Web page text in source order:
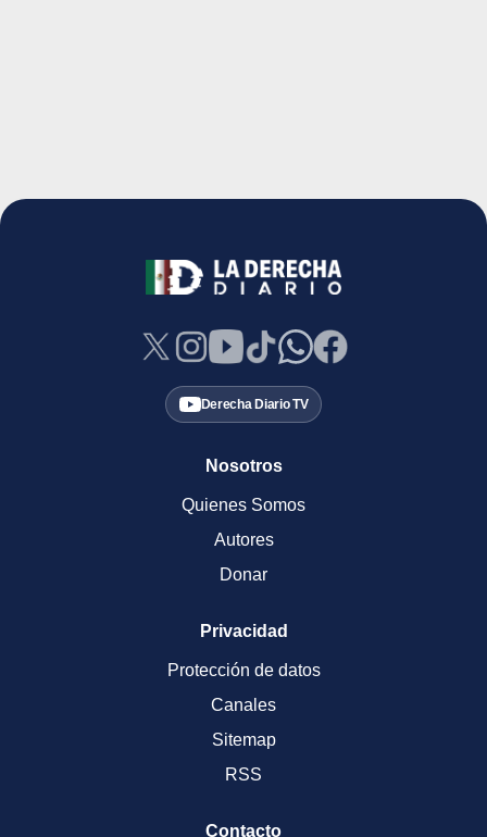
Derecha Diario TV
Nosotros
Quienes Somos
Autores
Donar
Privacidad
Protección de datos
Canales
Sitemap
RSS
Contacto